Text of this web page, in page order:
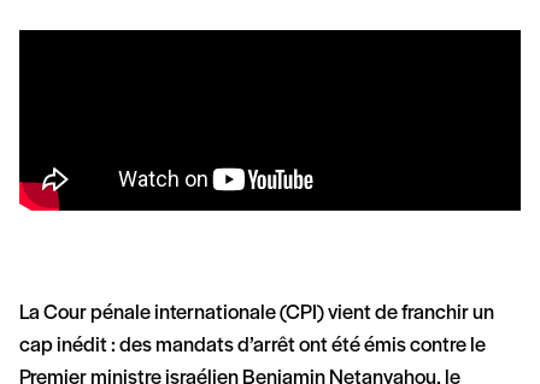
La Cour pénale internationale (CPI) vient de franchir un
cap inédit : des mandats d’arrêt ont été émis contre le
Premier ministre israélien Benjamin Netanyahou, le